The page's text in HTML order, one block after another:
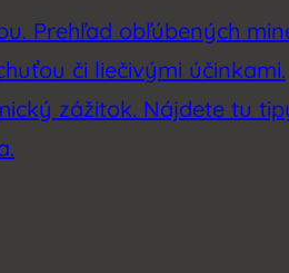
Prehľad obľúbených
či liečivými účinkami.
zážitok. Nájdete tu